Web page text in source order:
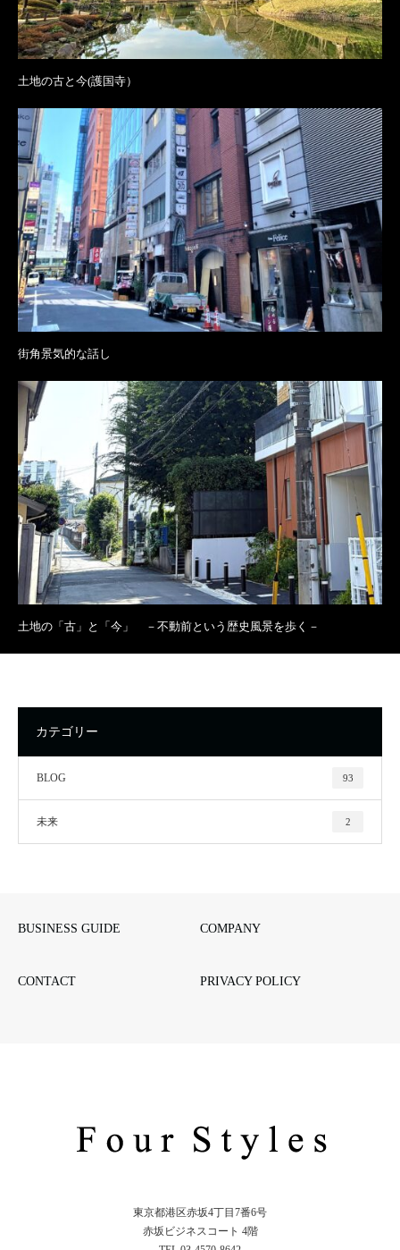
土地の古と今(護国寺）
街角景気的な話し
土地の「古」と「今」 －不動前という歴史風景を歩く－
カテゴリー
BLOG 93
未来 2
BUSINESS GUIDE COMPANY
CONTACT PRIVACY POLICY
東京都港区赤坂4丁目7番6号
赤坂ビジネスコート 4階